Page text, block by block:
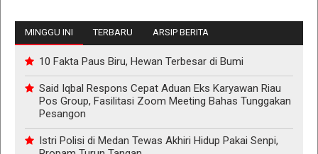
MINGGU INI TERBARU ARSIP BERITA
10 Fakta Paus Biru, Hewan Terbesar di Bumi
Said Iqbal Respons Cepat Aduan Eks Karyawan Riau
Pos Group, Fasilitasi Zoom Meeting Bahas Tunggakan
Pesangon
Istri Polisi di Medan Tewas Akhiri Hidup Pakai Senpi,